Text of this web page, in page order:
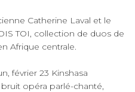
Catherine Laval et le
TOI, collection de duos de
Afrique centrale.
février 23 Kinshasa
opéra parlé-chanté,